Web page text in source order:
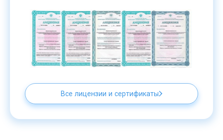
Все лицензии и сертификаты